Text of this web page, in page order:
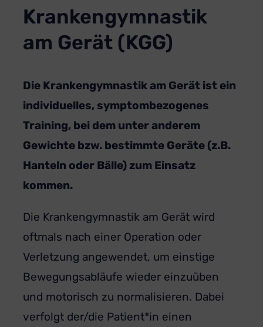
Krankengymnastik
am Gerät (KGG)
Die Krankengymnastik am Gerät ist ein
individuelles, symptombezogenes
Training, bei dem unter anderem
Gewichte bzw. bestimmte Geräte (z.B.
Hanteln oder Bälle) zum Einsatz
kommen.
Die Krankengymnastik am Gerät wird
oftmals nach einer Operation oder
Verletzung angewendet, um einstige
Bewegungsabläufe wieder einzuüben
und motorisch zu normalisieren. Dabei
verfolgt der/die Patient*in einen